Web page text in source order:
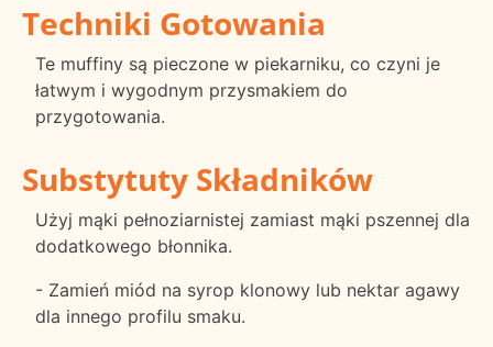
Techniki Gotowania
Te muffiny są pieczone w piekarniku, co czyni je
łatwym i wygodnym przysmakiem do
przygotowania.
Substytuty Składników
Użyj mąki pełnoziarnistej zamiast mąki pszennej dla
dodatkowego błonnika.
- Zamień miód na syrop klonowy lub nektar agawy
dla innego profilu smaku.